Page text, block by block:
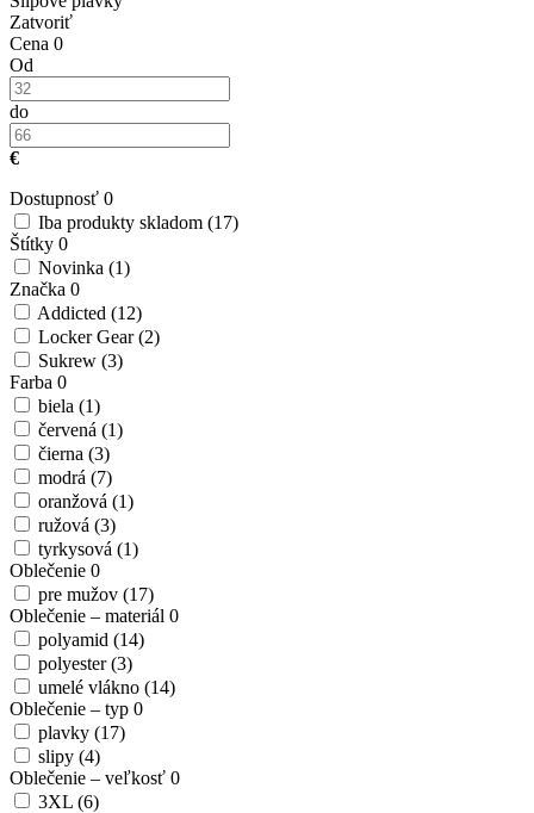
Zatvoriť
Cena 0
Od
do
€
Dostupnosť 0
Iba produkty skladom (17)
Štítky 0
Novinka (1)
Značka 0
Addicted (12)
Locker Gear(2)
Sukrew (3)
Farba 0
biela (1)
červená (1)
čierna (3)
modrá (7)
oranžová (1)
ružová (3)
tyrkysová (1)
Oblečenie 0
pre mužov (17)
Oblečenie – materiál 0
polyamid (14)
polyester(3)
umelé vlákno (14)
Oblečenie – typ 0
plavky (17)
slipy (4)
Oblečenie – veľkosť 0
3XL (6)